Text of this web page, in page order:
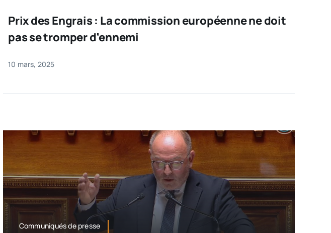
Prix des Engrais : La commission européenne ne doit
pas se tromper d’ennemi
10 mars, 2025
Communiqués de presse